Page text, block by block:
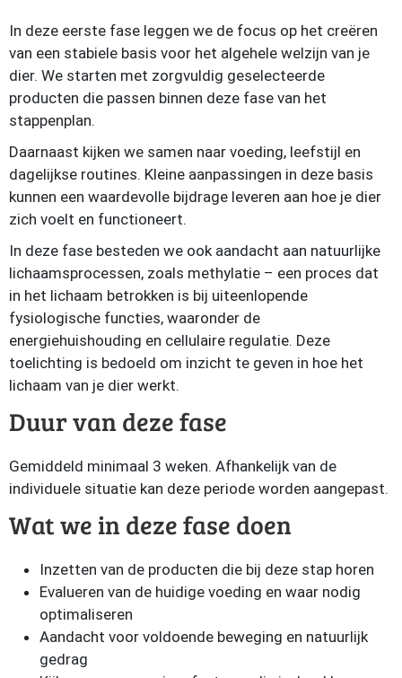
In deze eerste fase leggen we de focus op het creëren
van een stabiele basis voor het algehele welzijn van je
dier. We starten met zorgvuldig geselecteerde
producten die passen binnen deze fase van het
stappenplan.
Daarnaast kijken we samen naar voeding, leefstijl en
dagelijkse routines. Kleine aanpassingen in deze basis
kunnen een waardevolle bijdrage leveren aan hoe je dier
zich voelt en functioneert.
In deze fase besteden we ook aandacht aan natuurlijke
lichaamsprocessen, zoals methylatie – een proces dat
in het lichaam betrokken is bij uiteenlopende
fysiologische functies, waaronder de
energiehuishouding en cellulaire regulatie. Deze
toelichting is bedoeld om inzicht te geven in hoe het
lichaam van je dier werkt.
Duur van deze fase
Gemiddeld minimaal 3 weken. Afhankelijk van de
individuele situatie kan deze periode worden aangepast.
Wat we in deze fase doen
Inzetten van de producten die bij deze stap horen
Evalueren van de huidige voeding en waar nodig
optimaliseren
Aandacht voor voldoende beweging en natuurlijk
gedrag